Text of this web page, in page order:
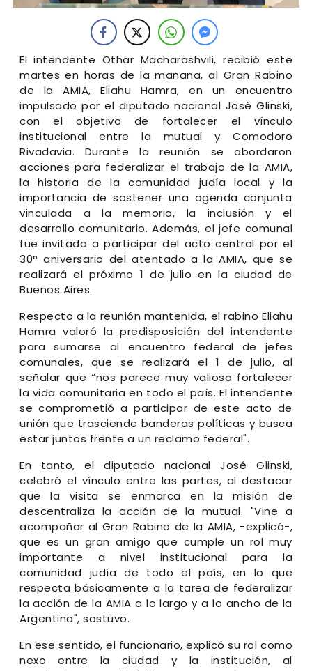
El intendente Othar Macharashvili, recibió este
martes en horas de la mañana, al Gran Rabino
de la AMIA, Eliahu Hamra, en un encuentro
impulsado por el diputado nacional José Glinski,
con el objetivo de fortalecer el vínculo
institucional entre la mutual y Comodoro
Rivadavia. Durante la reunión se abordaron
acciones para federalizar el trabajo de la AMIA,
la historia de la comunidad judía local y la
importancia de sostener una agenda conjunta
vinculada a la memoria, la inclusión y el
desarrollo comunitario. Además, el jefe comunal
fue invitado a participar del acto central por el
30° aniversario del atentado a la AMIA, que se
realizará el próximo 1 de julio en la ciudad de
Buenos Aires.
Respecto a la reunión mantenida, el rabino Eliahu
Hamra valoró la predisposición del intendente
para sumarse al encuentro federal de jefes
comunales, que se realizará el 1 de julio, al
señalar que “nos parece muy valioso fortalecer
la vida comunitaria en todo el país. El intendente
se comprometió a participar de este acto de
unión que trasciende banderas políticas y busca
estar juntos frente a un reclamo federal".
En tanto, el diputado nacional José Glinski,
celebró el vínculo entre las partes, al destacar
que la visita se enmarca en la misión de
descentraliza la acción de la mutual. "Vine a
acompañar al Gran Rabino de la AMIA, -explicó-,
que es un gran amigo que cumple un rol muy
importante a nivel institucional para la
comunidad judía de todo el país, en lo que
respecta básicamente a la tarea de federalizar
la acción de la AMIA a lo largo y a lo ancho de la
Argentina", sostuvo.
En ese sentido, el funcionario, explicó su rol como
nexo entre la ciudad y la institución, al